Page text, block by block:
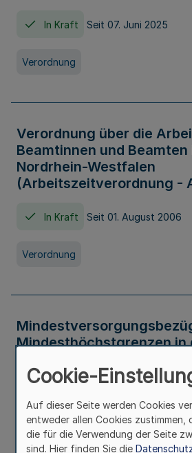
In Kraft Seit 07. Juni 2025
Verordnung
Verordnung über die
Beamtinnen und Beamten
Nordrhein-Westfalen
(Arbeitszeitverordnung -
In Kraft Seit 01. August 2006
Verordnung
Mindesthöchstgrenzen in
Verwaltungsvorschrift
Cookie-
Auf dieser Seite werden Cookies
entweder allen Cookies zustimmen,
die für die Verwendung der Seite
sind. Hier finden Sie die